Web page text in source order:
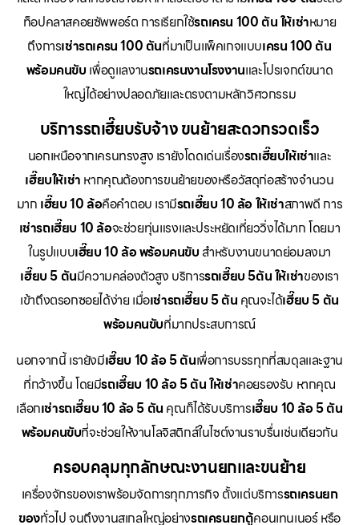
ท็อปคลาสคอยซัพพอร์ต การเรียกใช้รถเครน 100 ตัน ให้เช่าหมาย
ถึงการเช่ารถเครน 100 ตันที่มาเป็นแพ็คเกจแบบเครน 100 ตัน
พร้อมคนขับ เพื่อดูแลงานรถเครนงานโรงงานและโปรเจกต์ขนาด
ใหญ่ได้อย่างปลอดภัยและตรงตามหลักวิศวกรรม
บริการรถเฮี๊ยบรับจ้าง ขนย้ายสะดวกรวดเร็ว
นอกเหนือจากเครนทรงสูง เรายังโดดเด่นเรื่องรถเฮี๊ยบให้เช่าและ
เฮี๊ยบให้เช่า หากคุณต้องการขนย้ายของหรือวัสดุก่อสร้างจำนวน
มาก เฮี๊ยบ 10 ล้อคือคำตอบ เรามีรถเฮี๊ยบ 10 ล้อ ให้เช่าสภาพดี การ
เช่ารถเฮี๊ยบ 10 ล้อจะช่วยทุ่นแรงและประหยัดเที่ยววิ่งได้มาก โดยมา
ในรูปแบบเฮี๊ยบ 10 ล้อ พร้อมคนขับ สำหรับงานขนาดย่อมลงมา
เฮี๊ยบ 5 ตันมีความคล่องตัวสูง บริการรถเฮี๊ยบ 5ตัน ให้เช่าของเรา
เข้าถึงตรอกซอยได้ง่าย เมื่อเช่ารถเฮี๊ยบ 5 ตัน คุณจะได้เฮี๊ยบ 5 ตัน
พร้อมคนขับที่มากประสบการณ์
นอกจากนี้ เรายังมีเฮี๊ยบ 10 ล้อ 5 ตันเพื่อการบรรทุกที่สมดุลและฐาน
ที่กว้างขึ้น โดยมีรถเฮี๊ยบ 10 ล้อ 5 ตัน ให้เช่าคอยรองรับ หากคุณ
เลือกเช่ารถเฮี๊ยบ 10 ล้อ 5 ตัน คุณก็ได้รับบริการเฮี๊ยบ 10 ล้อ 5 ตัน
พร้อมคนขับที่จะช่วยให้งานโลจิสติกส์ในไซต์งานราบรื่นเช่นเดียวกัน
ครอบคลุมทุกลักษณะงานยกและขนย้าย
เครื่องจักรของเราพร้อมจัดการทุกภารกิจ ตั้งแต่บริการรถเครนยก
ของทั่วไป จนถึงงานสเกลใหญ่อย่างรถเครนยกตู้คอนเทนเนอร์ หรือ